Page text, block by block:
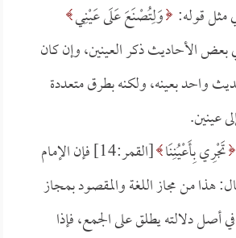
مثل قوله: وَلِتُصْنَعَ عَلَى عَيْنِي
في بعض الأحاديث ذكر العينين، وإن كان
واحد بعينه، ولكنه بطرق متعددة
عينين.
تَجْرِي بِأَعْيُنِنَا [القمر:14] فإن الإمام
هذا من مجاز اللغة والمقصود بمجاز
أصل دلالته يطلق على الجمع، فإذا